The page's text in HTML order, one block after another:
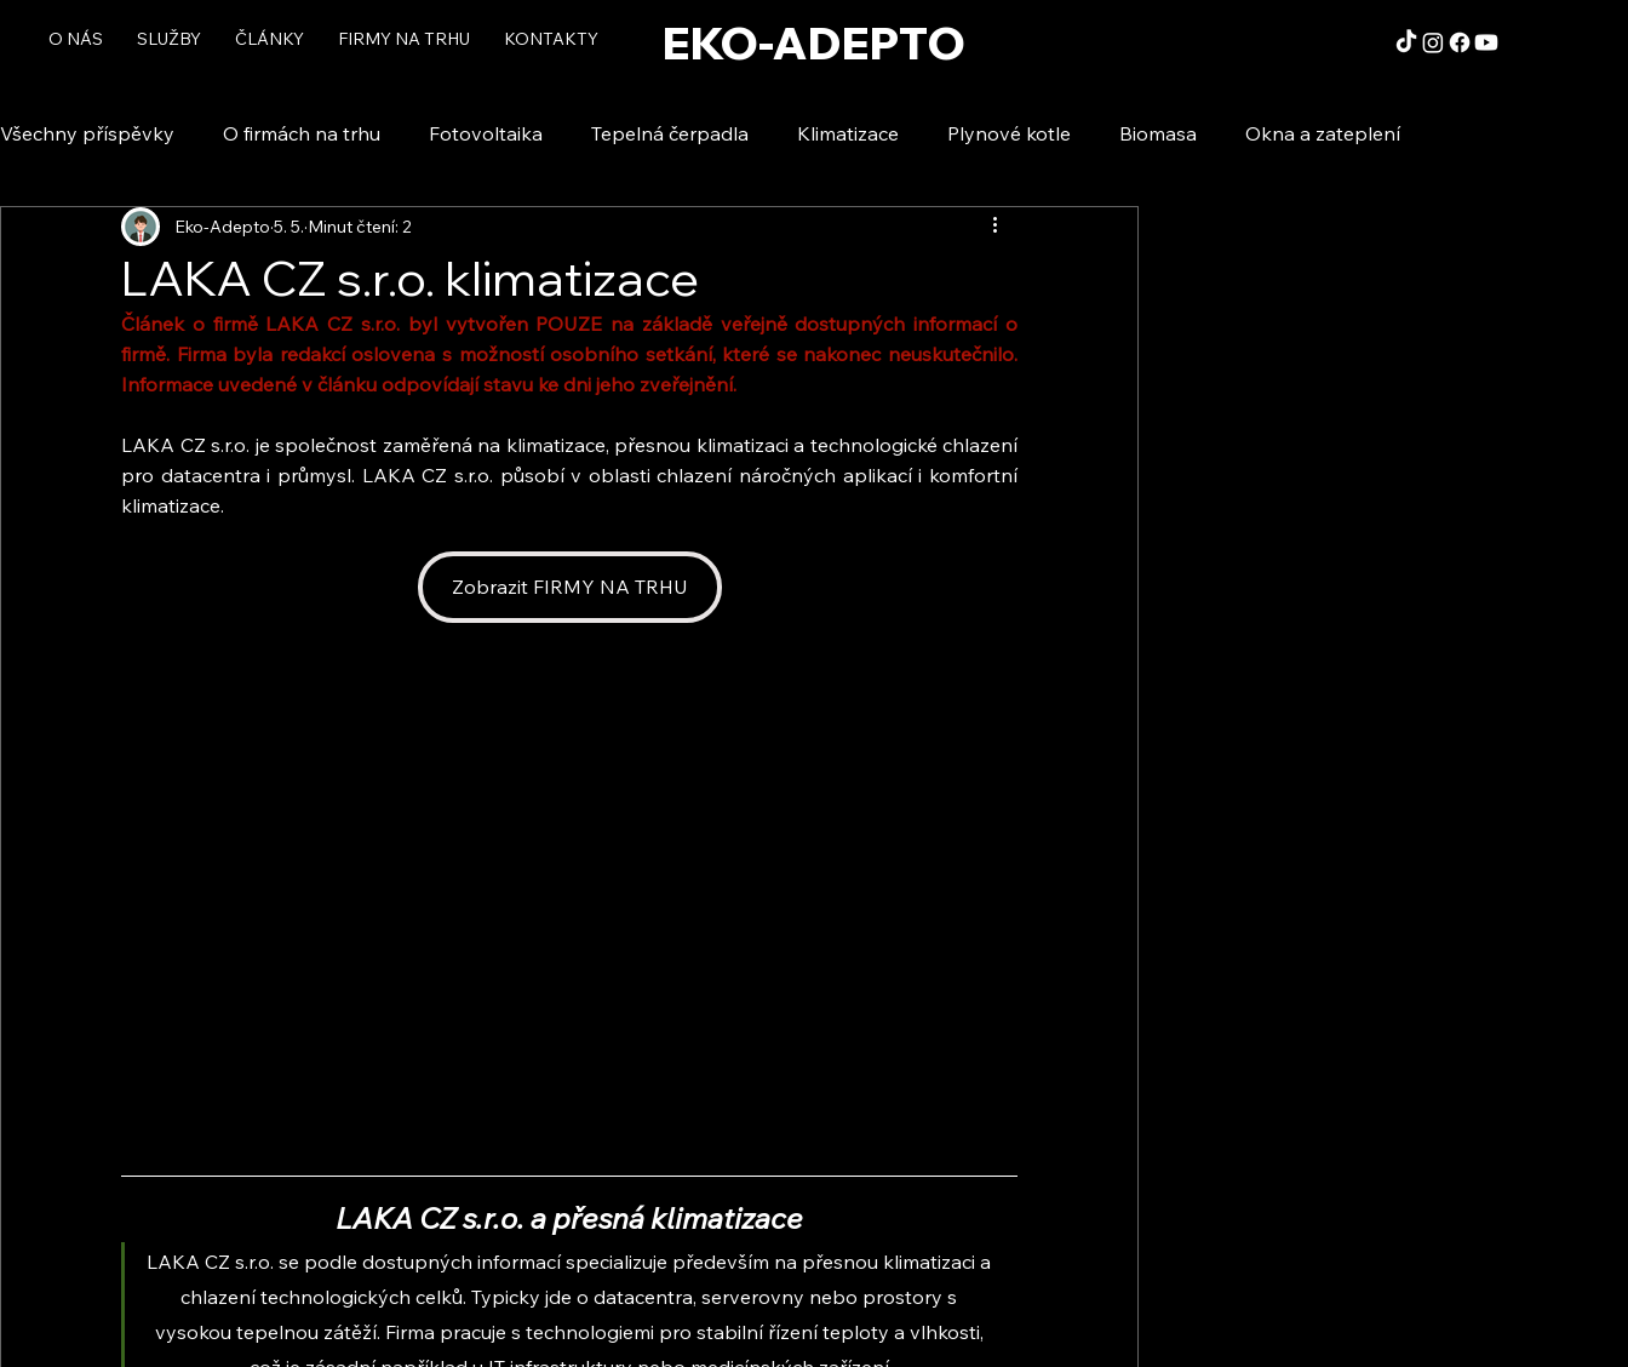
O NÁS SLUŽBY ČLÁNKY FIRMY NA TRHU KONTAKTY EKO-ADEPTO
Všechny příspěvky O firmách na trhu Fotovoltaika Tepelná čerpadla Klimatizace Plynové kotle Biomasa Okna a zateplení
Rekuperace a větrání Chytrá domácnost a automatizace Voda a úspory
LAKA CZ s.r.o. klimatizace
Eko-Adepto 5. 5. Minut čtení: 2
Článek o firmě LAKA CZ s.r.o. byl vytvořen POUZE na základě veřejně dostupných informací o
firmě. Firma byla redakcí oslovena s možností osobního setkání, které se nakonec neuskutečnilo.
Informace uvedené v článku odpovídají stavu ke dni jeho zveřejnění.
LAKA CZ s.r.o. je společnost zaměřená na klimatizace, přesnou klimatizaci a technologické chlazení
pro datacentra i průmysl. LAKA CZ s.r.o. působí v oblasti chlazení náročných aplikací i komfortní
klimatizace.
Zobrazit FIRMY NA TRHU
LAKA CZ s.r.o. a přesná klimatizace
LAKA CZ s.r.o. se podle dostupných informací specializuje především na přesnou klimatizaci a
chlazení technologických celků. Typicky jde o datacentra, serverovny nebo prostory s
vysokou tepelnou zátěží. Firma pracuje s technologiemi pro stabilní řízení teploty a vlhkosti,